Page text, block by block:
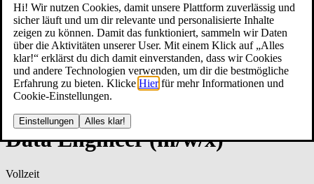
Hi! Wir nutzen Cookies, damit unsere Plattform zuverlässig und
sicher läuft und um dir relevante und personalisierte Inhalte
zeigen zu können. Damit das funktioniert, sammeln wir Daten
über die Aktivitäten unserer User. Mit einem Klick auf „Alles
klar!“ erklärst du dich damit einverstanden, dass wir Cookies
und andere Technologien verwenden, um dir die bestmögliche
Erfahrung zu bieten. Klicke Hier für mehr Informationen und
Cookie-Einstellungen.
Einstellungen Alles klar!
Da­ta­ En­gi­nee­r (m/w/x)
Vollzeit